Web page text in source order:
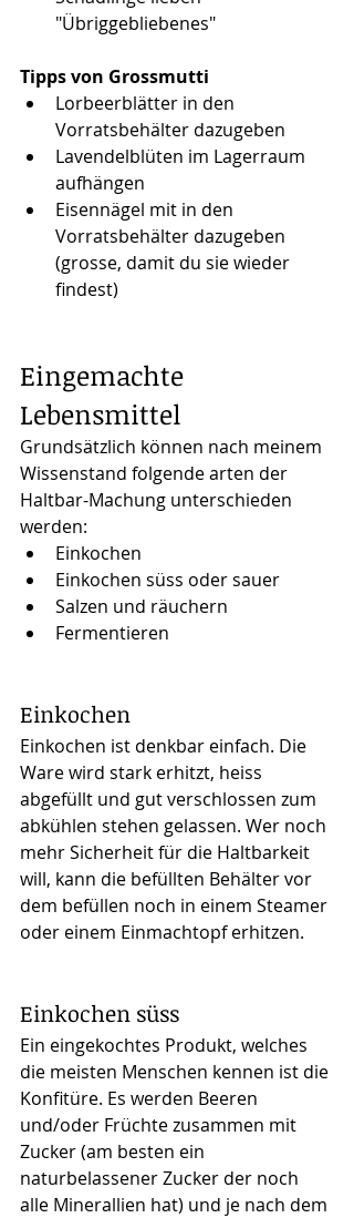
"Übriggebliebenes"
Tipps von Grossmutti
Lorbeerblätter in den
Vorratsbehälter dazugeben
Lavendelblüten im Lagerraum
aufhängen
Eisennägel mit in den
Vorratsbehälter dazugeben
(grosse, damit du sie wieder
findest)
Eingemachte
Lebensmittel
Grundsätzlich können nach meinem
Wissenstand folgende arten der
Haltbar-Machung unterschieden
werden:
Einkochen
Einkochen süss oder sauer
Salzen und räuchern
Fermentieren
Einkochen
Einkochen ist denkbar einfach. Die
Ware wird stark erhitzt, heiss
abgefüllt und gut verschlossen zum
abkühlen stehen gelassen. Wer noch
mehr Sicherheit für die Haltbarkeit
will, kann die befüllten Behälter vor
dem befüllen noch in einem Steamer
oder einem Einmachtopf erhitzen.
Einkochen süss
Ein eingekochtes Produkt, welches
die meisten Menschen kennen ist die
Konfitüre. Es werden Beeren
und/oder Früchte zusammen mit
Zucker (am besten ein
naturbelassener Zucker der noch
alle Minerallien hat) und je nach dem